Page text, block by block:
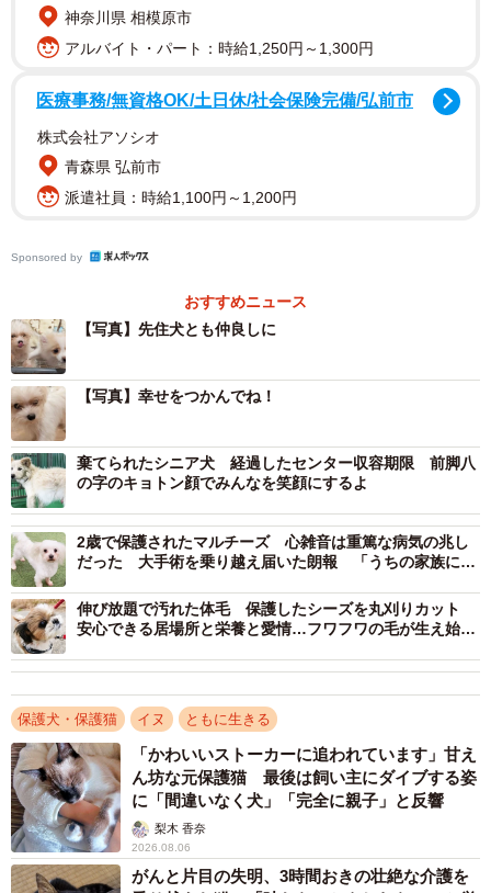
ふうちゃんの犬生が好転し始めた
な体で手術に挑むのは身体的な負担が大きいため、しばら
くは成長を待つことにしました。
そして、生後4カ月となり、体重も1.3kgまで増えたこと
一度肺炎を患った影響で血管が膠着しており、通常の子犬
しかし、心臓の権威である獣医師たちもまた、ふうちゃん
の小さな命とその未来、そして団体の思いに心を寄せてく
れ難しい手術に挑んでくれました。
結果、手術は無事成功。ゆくゆくは根治が望めるため、薬
を飲む必要もなくなり、健康な生活を送ることができるよ
うになります。ここでふうちゃんの犬生が良いほうに転が
り始めました。
手術を終え改めて幸せを目指すことに
神奈川県 相模原市
アルバイト・パート：時給1,250円～1,300円
医療事務/無資格OK/土日休/社会保険完備/弘前市
株式会社アソシオ
青森県 弘前市
派遣社員：時給1,100円～1,200円
Sponsored by
おすすめニュース
【写真】先住犬とも仲良しに
【写真】幸せをつかんでね！
棄てられたシニア犬 経過したセンター収容期限 前脚八
の字のキョトン顔でみんなを笑顔にするよ
2歳で保護されたマルチーズ 心雑音は重篤な病気の兆し
だった 大手術を乗り越え届いた朗報 「うちの家族にな
伸び放題で汚れた体毛 保護したシーズを丸刈りカット
安心できる居場所と栄養と愛情…フワフワの毛が生え始め
保護犬・保護猫 イヌ ともに生きる
「かわいいストーカーに追われています」甘え
ん坊な元保護猫 最後は飼い主にダイブする姿
に「間違いなく犬」「完全に親子」と反響
梨木 香奈
2026.08.06
がんと片目の失明、3時間おきの壮絶な介護を